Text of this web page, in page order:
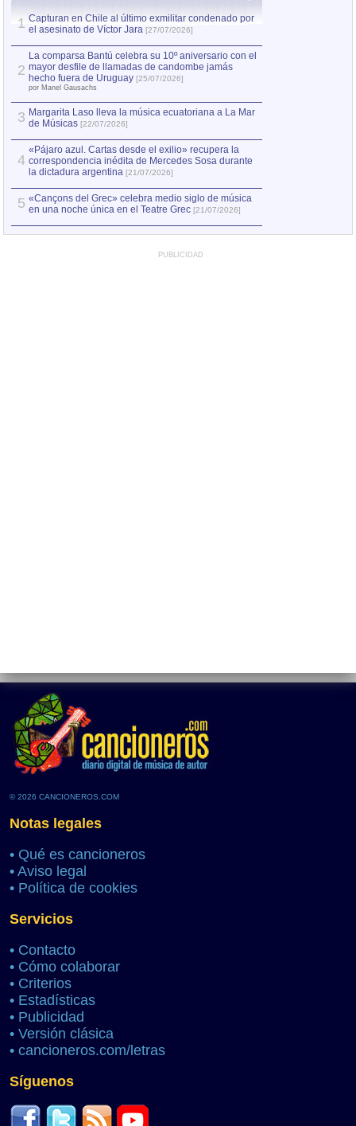
1 Capturan en Chile al último exmilitar condenado por
el asesinato de Víctor Jara [27/07/2026]
2
La comparsa Bantú celebra su 10º aniversario con el
mayor desfile de llamadas de candombe jamás
hecho fuera de Uruguay [25/07/2026]
por Manel Gausachs
3 Margarita Laso lleva la música ecuatoriana a La Mar
de Músicas [22/07/2026]
4
«Pájaro azul. Cartas desde el exilio» recupera la
correspondencia inédita de Mercedes Sosa durante
la dictadura argentina [21/07/2026]
5 «Cançons del Grec» celebra medio siglo de música
en una noche única en el Teatre Grec [21/07/2026]
PUBLICIDAD
© 2026 CANCIONEROS.COM
Notas legales
• Qué es cancioneros
• Aviso legal
• Política de cookies
Servicios
• Contacto
• Cómo colaborar
• Criterios
• Estadísticas
• Publicidad
• Versión clásica
• cancioneros.com/letras
Síguenos